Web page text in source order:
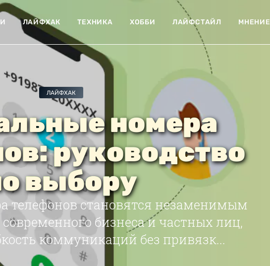
ЛАЙФХАК ТЕХНИКА ХОББИ ЛАЙФСТАЙЛ МНЕНИЕ
ЛАЙФХАК
номера
руководство
выбору
телефонов становятся незаменимым
бизнеса и частных лиц,
коммуникаций без привязк...